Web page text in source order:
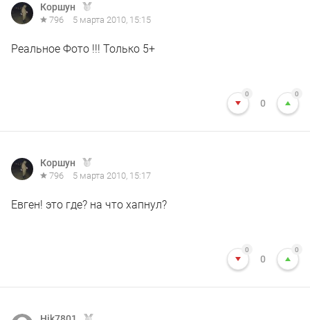
Коршун
796 5 марта 2010, 15:15
Реальное Фото !!! Только 5+
0
0
0
Коршун
796 5 марта 2010, 15:17
Евген! это где? на что хапнул?
0
0
0